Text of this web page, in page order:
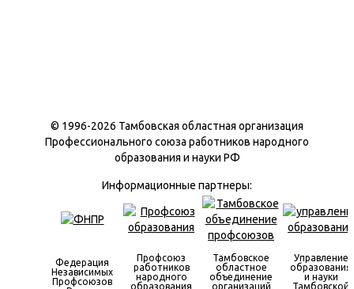
© 1996-2026 Тамбовская областная организация
Профессионального союза работников народного
образования и науки РФ
Информационные партнеры:
Федерация
Независимых
Профсоюзов
Профсоюз
работников
народного
образования
Тамбовское
областное
объединение
организаций
Управление
образования
и науки
Тамбовской